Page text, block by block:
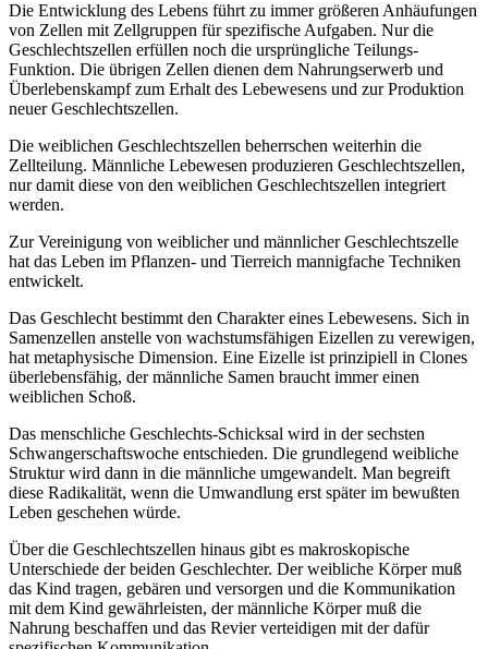
Die Entwicklung des Lebens führt zu immer größeren Anhäufungen
von Zellen mit Zellgruppen für spezifische Aufgaben. Nur die
Geschlechtszellen erfüllen noch die ursprüngliche Teilungs-
Funktion. Die übrigen Zellen dienen dem Nahrungserwerb und
Überlebenskampf zum Erhalt des Lebewesens und zur Produktion
neuer Geschlechtszellen.
Die weiblichen Geschlechtszellen beherrschen weiterhin die
Zellteilung. Männliche Lebewesen produzieren Geschlechtszellen,
nur damit diese von den weiblichen Geschlechtszellen integriert
werden.
Zur Vereinigung von weiblicher und männlicher Geschlechtszelle
hat das Leben im Pflanzen- und Tierreich mannigfache Techniken
entwickelt.
Das Geschlecht bestimmt den Charakter eines Lebewesens. Sich in
Samenzellen anstelle von wachstumsfähigen Eizellen zu verewigen,
hat metaphysische Dimension. Eine Eizelle ist prinzipiell in Clones
überlebensfähig, der männliche Samen braucht immer einen
weiblichen Schoß.
Das menschliche Geschlechts-Schicksal wird in der sechsten
Schwangerschaftswoche entschieden. Die grundlegend weibliche
Struktur wird dann in die männliche umgewandelt. Man begreift
diese Radikalität, wenn die Umwandlung erst später im bewußten
Leben geschehen würde.
Über die Geschlechtszellen hinaus gibt es makroskopische
Unterschiede der beiden Geschlechter. Der weibliche Körper muß
das Kind tragen, gebären und versorgen und die Kommunikation
mit dem Kind gewährleisten, der männliche Körper muß die
Nahrung beschaffen und das Revier verteidigen mit der dafür